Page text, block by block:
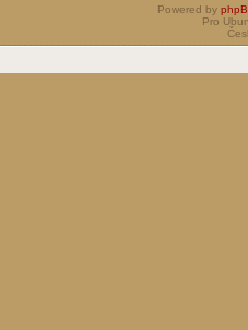
Powered by
Pro